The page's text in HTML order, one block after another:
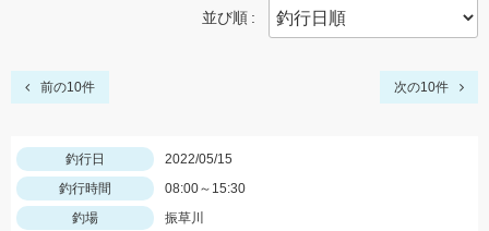
並び順
前の10件 次の10件
釣行日
2022/05/15
釣行時間
08:00～15:30
釣場
振草川